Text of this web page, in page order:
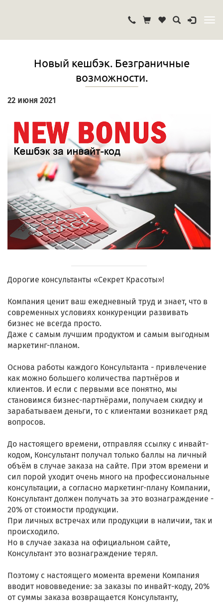
Новый кешбэк. Безграничные
возможности.
22 июня 2021
Дорогие консультанты «Секрет Красоты»!
Компания ценит ваш ежедневный труд и знает, что в
современных условиях конкуренции развивать
бизнес не всегда просто.
Даже с самым лучшим продуктом и самым выгодным
маркетинг-планом.
Основа работы каждого Консультанта - привлечение
как можно большего количества партнёров и
клиентов. И если с первыми все понятно, мы
становимся бизнес-партнёрами, получаем скидку и
зарабатываем деньги, то с клиентами возникает ряд
вопросов.
До настоящего времени, отправляя ссылку с инвайт-
кодом, Консультант получал только баллы на личный
объём в случае заказа на сайте. При этом времени и
сил порой уходит очень много на профессиональные
консультации, а согласно маркетинг-плану Компании,
Консультант должен получать за это вознаграждение -
20% от стоимости продукции.
При личных встречах или продукции в наличии, так и
происходило.
Но в случае заказа на официальном сайте,
Консультант это вознаграждение терял.
Поэтому с настоящего момента времени Компания
вводит нововведение: за заказы по инвайт-коду, 20%
от суммы заказа возвращается Консультанту,